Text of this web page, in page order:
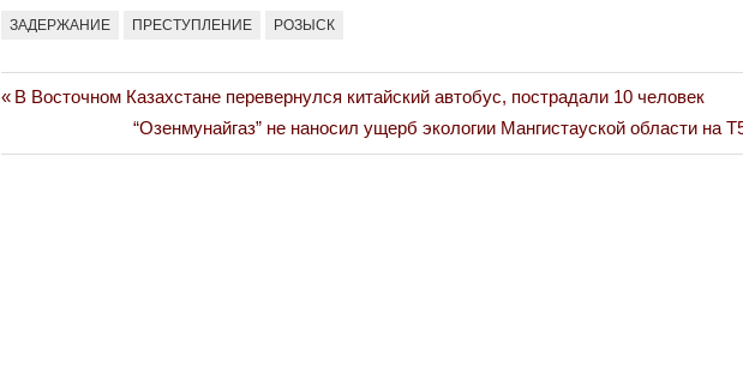
ЗАДЕРЖАНИЕ ПРЕСТУПЛЕНИЕ РОЗЫСК
Навигация
по
Previous
В Восточном Казахстане перевернулся китайский автобус, пострадали 10 человек
Next
Post:
“Озенмунайгаз” не наносил ущерб экологии Мангистауской области на